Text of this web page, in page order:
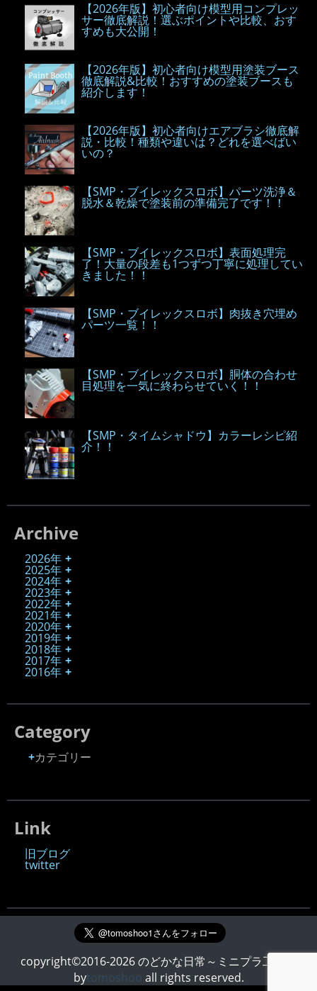
【2026年版】初心者向け模型用コンプレッ
サー徹底解説！選ぶポイントや比較、おす
すめも大公開！
【2026年版】初心者向け模型用塗装ブース
徹底解説&比較！おすすめの塗装ブースも
紹介します！
【2026年版】初心者向けエアブラシ徹底解
説・比較！種類や違いは？どれを選べばい
いの？
【SMP・ブイレックスロボ】パーツ洗浄＆
脱水＆乾燥で塗装前の準備完了です！！
【SMP・ブイレックスロボ】表面処理完
了！大量の段差も1つずつ丁寧に処理してい
きました！！
【SMP・ブイレックスロボ】肉抜き穴埋め
パーツ一覧！！
【SMP・ブイレックスロボ】胴体の合わせ
目処理を一気に終わらせていく！！
【SMP・タイムシャドウ】カラーレシピ紹
介！！
Archive
2026年
2025年
2024年
2023年
2022年
2021年
2020年
2019年
2018年
2017年
2016年
Category
カテゴリー
Link
旧ブログ
twitter
copyright©2016-2026 のどかな日常～ミニプラ工房～
bytomoshoo all rights reserved.